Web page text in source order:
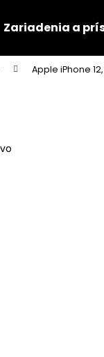
Zariadenia a
Apple iPhone
KAMERA